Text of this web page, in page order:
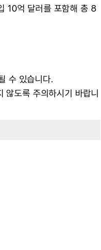
10억 달러를 포함해 총 8
수 있습니다.
도록 주의하시기 바랍니